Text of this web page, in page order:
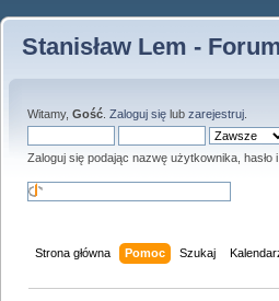
Stanisław Lem -
Witamy, Gość Zaloguj się lub zarejestruj
Zaloguj się podając nazwę użytkownika, hasło
Strona główna Pomoc Szukaj